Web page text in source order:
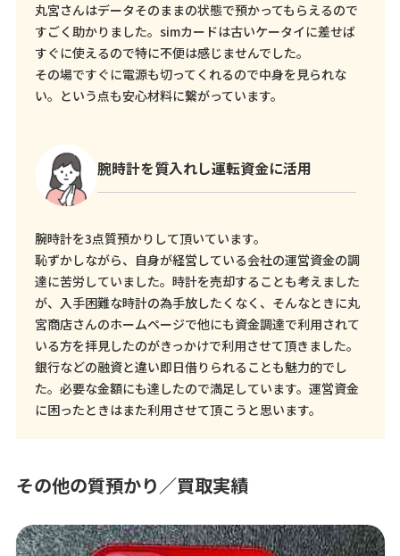
丸宮さんはデータそのままの状態で預かってもらえるので
すごく助かりました。simカードは古いケータイに差せば
すぐに使えるので特に不便は感じませんでした。
その場ですぐに電源も切ってくれるので中身を見られな
い。という点も安心材料に繋がっています。
腕時計を質入れし運転資金に活用
腕時計を3点質預かりして頂いています。
恥ずかしながら、自身が経営している会社の運営資金の調
達に苦労していました。時計を売却することも考えました
が、入手困難な時計の為手放したくなく、そんなときに丸
宮商店さんのホームページで他にも資金調達で利用されて
いる方を拝見したのがきっかけで利用させて頂きました。
銀行などの融資と違い即日借りられることも魅力的でし
た。必要な金額にも達したので満足しています。運営資金
に困ったときはまた利用させて頂こうと思います。
その他の質預かり／買取実績